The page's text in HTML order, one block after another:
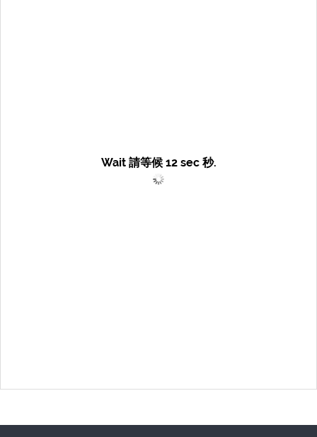
Wait 請等候 12sec 秒.